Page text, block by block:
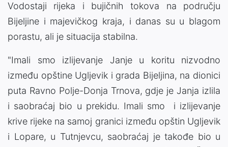
Vodostaji rijeka i bujičnih tokova na području
Bijeljine i majevičkog kraja, i danas su u blagom
porastu, ali je situacija stabilna.
"Imali smo izlijevanje Janje u koritu nizvodno
između opštine Ugljevik i grada Bijeljina, na dionici
puta Ravno Polje-Donja Trnova, gdje je Janja izlila
i saobraćaj bio u prekidu. Imali smo i izlijevanje
krive rijeke na samoj granici između opštin Ugljevik
i Lopare, u Tutnjevcu, saobraćaj je takođe bio u